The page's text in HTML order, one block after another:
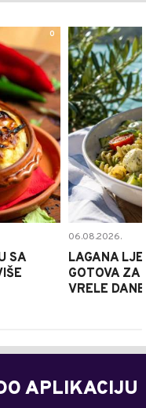
0
SA
06.08.2026.
LAGANA
GOTOVA ZA
VRELE DANE
APLIKACIJU